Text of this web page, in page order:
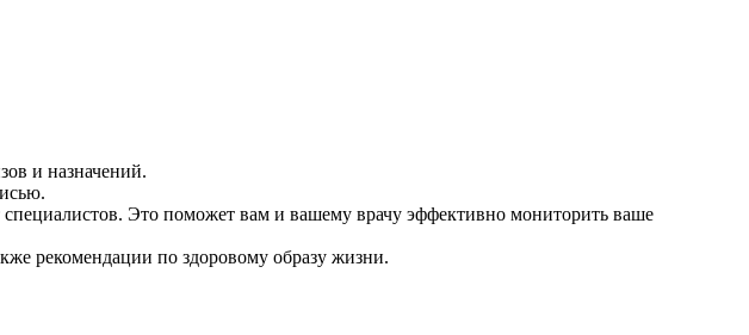
и назначений.
Это поможет вам и вашему врачу эффективно мониторить ваше
рекомендации по здоровому образу жизни.